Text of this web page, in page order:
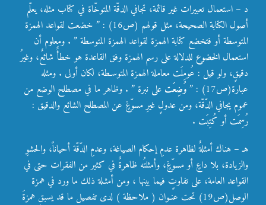
د – استعمال تعبيرات غير قائمة، تجافي الدقّة المتوخّاة في كتاب مثله، يعلّم
أصول الكتابة الصحيحة، مثل قولهم (ص16) : ” خضعت لقواعد الهمزة
المتوسطة أو فتخضع كتابة الهمزة لقواعد الهمزة المتوسطة ” . ومعلوم أن
استعمال الخضوع للدلالة على رسم الهمزة وفق القاعدة هو خطأٌ شائعٌ، وغيرُ
دقيقٍ، ولو قيل : عُومِلَت معاملة الهمزة المتوسـطة، لكان أولى . ومثله
عبارة(ص17) : ”
وُضِعَت على نبرة ” . وظاهر ما في مصطلح الوضع من
عموم يجافي الدّقّة، ومن عدولٍ غيرِ مسوّغٍ عن المصطلح الشائع والدقيق :
رُسِمَت أو كُتِبَت .
هـ – هناك أمثلةٌ لظاهرة عدمِ إحكام الصياغة، وعدمِ الدّقّة أحياناً، والحشوِ
والزيادة، بلا داعٍ أو مسوّغٍ، وأمثلتُه ظاهرةٌ في كثير من الفقرات حتى في
القواعد العامة، على تفاوتٍ فيما بينها ، ومن أمثـلة ذلك ما ورد في همزة
الوصل(ص19) تحت عنـوان ( ملاحظة ) لدى تفصيل ما قد يسبق همزةَ